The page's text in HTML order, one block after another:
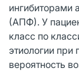
ингибиторами
(АПФ). У
класс по
этиологии
вероятность